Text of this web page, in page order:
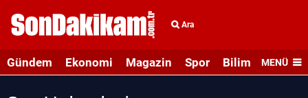
Ara
Gündem Ekonomi Magazin Spor Bilim veMENÜ